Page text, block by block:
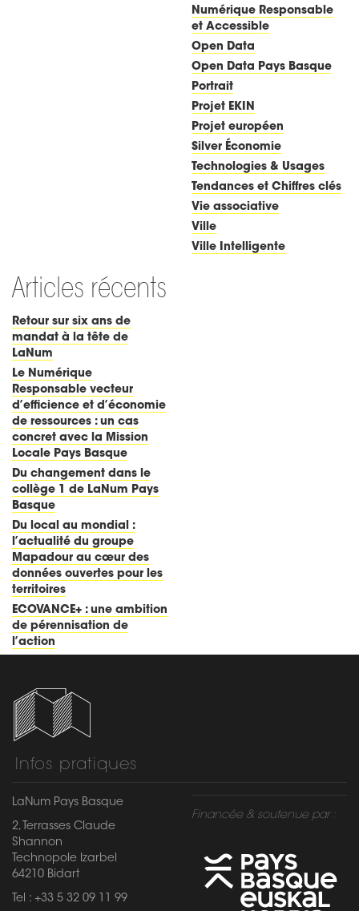
Numérique Responsable
et Accessible
Open Data
Open Data Pays Basque
Portrait
Projet EKIN
Projet européen
Silver Économie
Technologies & Usages
Tendances et Chiffres clés
Vie associative
Ville
Ville Intelligente
Articles récents
Retour sur six ans de
mandat à la tête de
LaNum
Le Numérique
Responsable vecteur
d’efficience et d’économie
de ressources : un cas
concret avec la Mission
Locale Pays Basque
Du changement dans le
collège 1 de LaNum Pays
Basque
Du local au mondial :
l’actualité du groupe
Mapadour au cœur des
données ouvertes pour les
territoires
ECOVANCE+ : une ambition
de pérennisation de
l’action
Infos pratiques
LaNum Pays Basque
2, Terrasses Claude
Shannon
Technopole Izarbel
64210 Bidart
Tel : +33 5 32 09 11 99
Financée & soutenue par :